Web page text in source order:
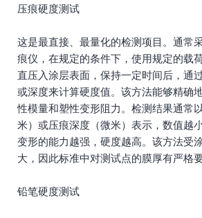
压痕硬度测试
这是最直接、最量化的检测项目。通常
痕仪，在规定的条件下，使用规定的载
直压入涂层表面，保持一定时间后，通
或深度来计算硬度值。该方法能够精确
性模量和塑性变形阻力。检测结果通常
米）或压痕深度（微米）表示，数值越
变形的能力越强，硬度越高。该方法受
大，因此标准中对测试点的膜厚有严格要
铅笔硬度测试